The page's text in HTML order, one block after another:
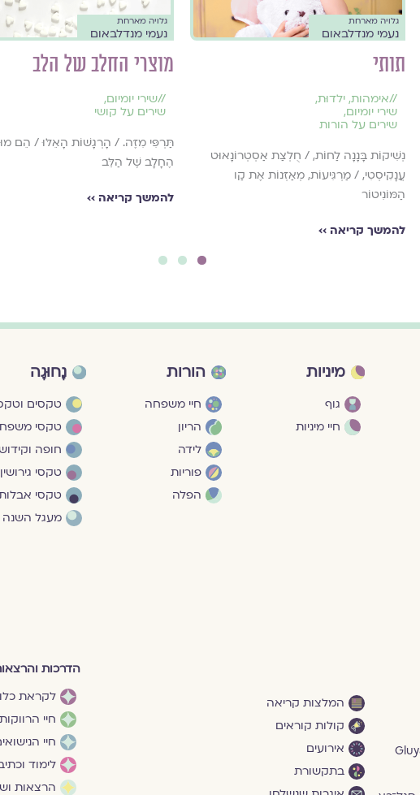
גלויה מארחת
נעמי מנדלבאום
תותי
//אימהות, ילדוּת,
שירי יומיום,
שירים על הורות
נְשִׁיקוֹת בָּנָנָה לַחוֹת, / חֻלְצַת אַסְטְרוֹנָאוּט
עֲנָקִיסְטִי, / מַרְגִּיעוֹת, מְאַזְּנוֹת אֶת קַו
הַמּוֹנִיטוֹר
להמשך קריאה ››
גלויה מארחת
נעמי מנדלבאום
מוצרי החלב של הלב
//שירי יומיום,
שירים על קושי
תַּרְפִּי מִזֶּה. / הָרְגָשׁוֹת הָאֵלּוּ / הֵם
הֶחָלָב שֶׁל הַלֵּב
להמשך קריאה ››
1
מיניות
גוף
חיי מיניות
הורות
חיי משפחה
הריון
לידה
פוריות
הפלה
נָחוּגָה
טקסים
טקסי
חופה
טקסי גירושין
טקסי
מעגל השנה
המלצות קריאה
קולות קוראים
אירועים
בתקשורת
הדרכות
לקראת
חיי הרווקות
חיי
לימוד
הרצאות